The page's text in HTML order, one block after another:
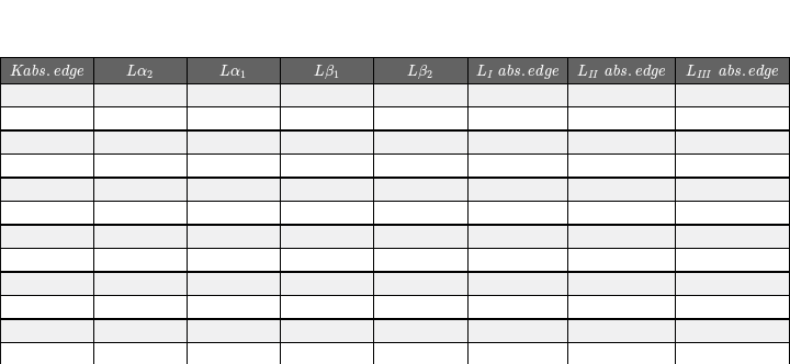
Kabs. edge Lα2 Lα1 Lβ1 Lβ2 L I abs. edge L II abs. edge L III abs. edge